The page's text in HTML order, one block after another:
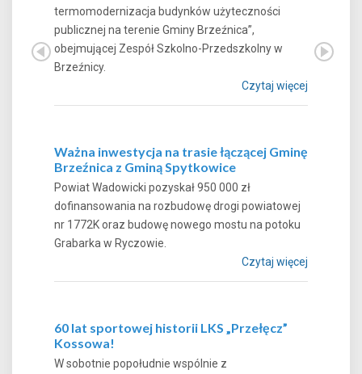
termomodernizacja budynków użyteczności
publicznej na terenie Gminy Brzeźnica”,
obejmującej Zespół Szkolno-Przedszkolny w
Brzeźnicy.
Czytaj więcej
Ważna inwestycja na trasie łączącej Gminę
Brzeźnica z Gminą Spytkowice
Powiat Wadowicki pozyskał 950 000 zł
dofinansowania na rozbudowę drogi powiatowej
nr 1772K oraz budowę nowego mostu na potoku
Grabarka w Ryczowie.
Czytaj więcej
60 lat sportowej historii LKS „Przełęcz”
Kossowa!
W sobotnie popołudnie wspólnie z